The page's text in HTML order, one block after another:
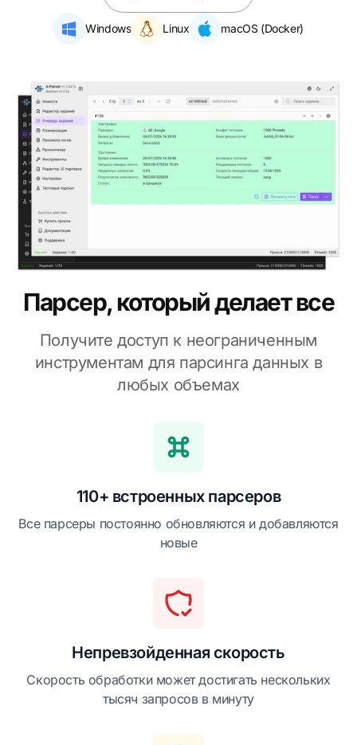
Windows Linux macOS (Docker)
Парсер, который делает все
Получите доступ к неограниченным
инструментам для парсинга данных в
любых объемах
110+ встроенных парсеров
Все парсеры постоянно обновляются и добавляются
новые
Непревзойденная скорость
Скорость обработки может достигать нескольких
тысяч запросов в минуту